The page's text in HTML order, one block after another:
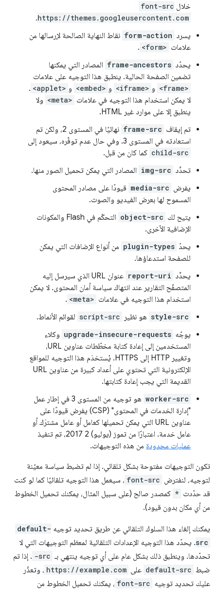
خلال font-src
https://themes.googleusercontent.com
.
يسرد form-action نقاط النهاية الصالحة لإرسالها من
علامات <form>
.
يحدّد frame-ancestors المصادر التي يمكنها
تضمين الصفحة الحالية. ينطبق هذا التوجيه على علامات
<frame> و <iframe> و <embed> و <applet>
.
لا يمكن استخدام هذا التوجيه في علامات <meta> ولا
ينطبق إلا على موارد غير HTML.
تم إيقاف frame-src
نهائيًا في المستوى 2، ولكن تم
استعادته في المستوى 3. وفي حال عدم توفّره، سيعود إلى
child-src كما كان من قبل.
تحدِّد img-src المصادر التي يمكن تحميل الصور منها.
يفرض media-src قيودًا على مصادر المحتوى
المسموح لها بعرض الفيديو والصوت.
يتيح لك object-src
التحكّم في Flash والمكونات
الإضافية الأخرى.
يحدّ plugin-types من أنواع الإضافات التي يمكن
للصفحة استدعاؤها.
يحدِّد report-uri
عنوان URL الذي سيرسل إليه
المتصفّح التقارير عند انتهاك سياسة أمان المحتوى. لا يمكن
استخدام هذا التوجيه في علامات <meta>
.
style-src هو نظير script-src لقوائم الأنماط.
يوجّه upgrade-insecure-requests وكلاء
المستخدمين إلى إعادة كتابة مخطّطات عناوين URL،
وتغيير HTTP إلى HTTPS. يُستخدَم هذا التوجيه للمواقع
الإلكترونية التي تحتوي على أعداد كبيرة من عناوين URL
القديمة التي يجب إعادة كتابتها.
worker-src
هو توجيه من المستوى 3 في إطار عمل
"إدارة الخدمات في المحتوى" (CSP) يفرض قيودًا على
عناوين URL التي يمكن تحميلها كعامل أو عامل مشترَك أو
عامل خدمة. اعتبارًا من تموز (يوليو) 2 2017، تم تنفيذ
عمليات محدودة من هذه التوجيهات.
تكون التوجيهات مفتوحة بشكل تلقائي. إذا لم تضبط سياسة معيّنة
لتوجيه، لنفترض font-src ، سيعمل هذا التوجيه تلقائيًا كما لو كنت
قد حدّدت * كمصدر صالح (على سبيل المثال، يمكنك تحميل الخطوط
من أي مكان بدون قيود).
يمكنك إلغاء هذا السلوك التلقائي عن طريق تحديد توجيه default-
src. يحدّد هذا التوجيه الإعدادات التلقائية لمعظم التوجيهات التي لا
تحدّدها. وينطبق ذلك بشكل عام على أي توجيه ينتهي بـ -src . إذا تم
ضبط default-src على https://example.com ، وتعذّر
عليك تحديد توجيه font-src ، يمكنك تحميل الخطوط من